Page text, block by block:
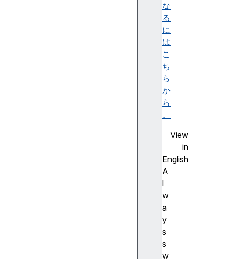
な
る
に
は
こ
ち
ら
か
ら
。
View
in
English
A
l
w
a
y
s
s
w